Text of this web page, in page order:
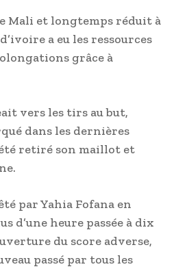
Mali et longtemps réduit à
a eu les ressources
grâce à
vers les tirs au but,
dans les dernières
été retiré son maillot et
par Yahia Fofana en
d’une heure passée à dix
du score adverse,
passé par tous les